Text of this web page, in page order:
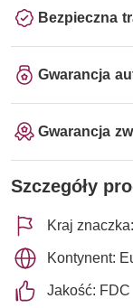
Bezpieczna
Gwarancja
Gwarancja
Szczegóły
Kraj
Kontynent:
Jakość: FDC